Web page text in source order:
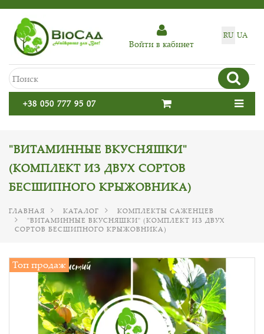
RU UA
Войти в кабинет
+38 050 777 95 07
"ВИТАМИННЫЕ ВКУСНЯШКИ"
(КОМПЛЕКТ ИЗ ДВУХ СОРТОВ
БЕСШИПНОГО КРЫЖОВНИКА)
ГЛАВНАЯ КАТАЛОГ
КОМПЛЕКТЫ САЖЕНЦЕВ
"ВИТАМИННЫЕ ВКУСНЯШКИ" (КОМПЛЕКТ ИЗ ДВУХ
СОРТОВ БЕСШИПНОГО КРЫЖОВНИКА)
Топ продаж